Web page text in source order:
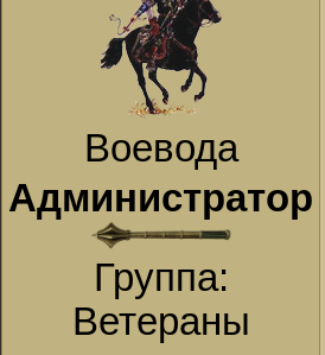
Воевода
Администратор
Группа:
Ветераны